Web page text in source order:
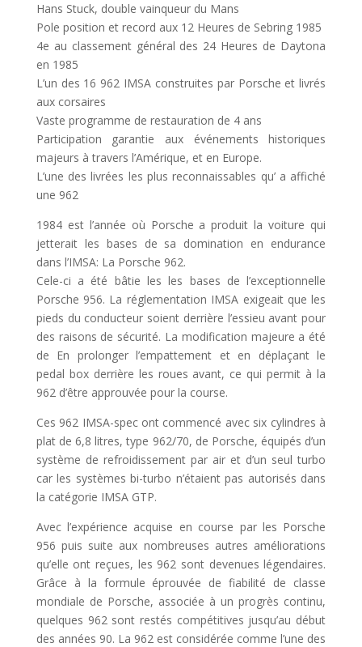
Hans Stuck, double vainqueur du Mans
Pole position et record aux 12 Heures de Sebring 1985
4e au classement général des 24 Heures de Daytona
en 1985
L’un des 16 962 IMSA construites par Porsche et livrés
aux corsaires
Vaste programme de restauration de 4 ans
Participation garantie aux événements historiques
majeurs à travers l’Amérique, et en Europe.
L’une des livrées les plus reconnaissables qu’ a affiché
une 962
1984 est l’année où Porsche a produit la voiture qui
jetterait les bases de sa domination en endurance
dans l’IMSA: La Porsche 962.
Cele-ci a été bâtie les les bases de l’exceptionnelle
Porsche 956. La réglementation IMSA exigeait que les
pieds du conducteur soient derrière l’essieu avant pour
des raisons de sécurité. La modification majeure a été
de En prolonger l’empattement et en déplaçant le
pedal box derrière les roues avant, ce qui permit à la
962 d’être approuvée pour la course.
Ces 962 IMSA-spec ont commencé avec six cylindres à
plat de 6,8 litres, type 962/70, de Porsche, équipés d’un
système de refroidissement par air et d’un seul turbo
car les systèmes bi-turbo n’étaient pas autorisés dans
la catégorie IMSA GTP.
Avec l’expérience acquise en course par les Porsche
956 puis suite aux nombreuses autres améliorations
qu’elle ont reçues, les 962 sont devenues légendaires.
Grâce à la formule éprouvée de fiabilité de classe
mondiale de Porsche, associée à un progrès continu,
quelques 962 sont restés compétitives jusqu’au début
des années 90. La 962 est considérée comme l’une des